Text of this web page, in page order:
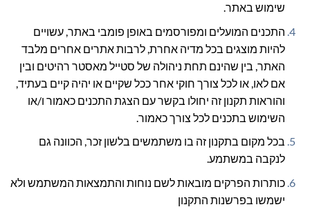
שימוש באתר.
התכנים המועלים ומפורסמים באופן פומבי באתר, עשויים
להיות מוצגים בכל מדיה אחרת, לרבות אתרים אחרים מלבד
האתר, בין שהינם תחת ניהולה של סטייל מאסטר רהיטים ובין
אם לאו, או לכל צורך חוקי אחר ככל שקיים או יהיה קיים בעתיד,
והוראות תקנון זה יחולו בקשר עם הצגת התכנים כאמור ו/או
השימוש בתכנים לכל צורך כאמור.
בכל מקום בתקנון זה בו משתמשים בלשון זכר, הכוונה גם
לנקבה במשתמע.
כותרות הפרקים מובאות לשם נוחות והתמצאות המשתמש ולא
ישמשו בפרשנות התקנון